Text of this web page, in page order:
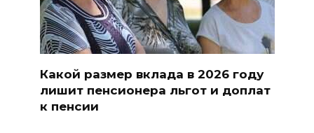
Какой размер вклада в 2026 году
лишит пенсионера льгот и доплат
к пенсии